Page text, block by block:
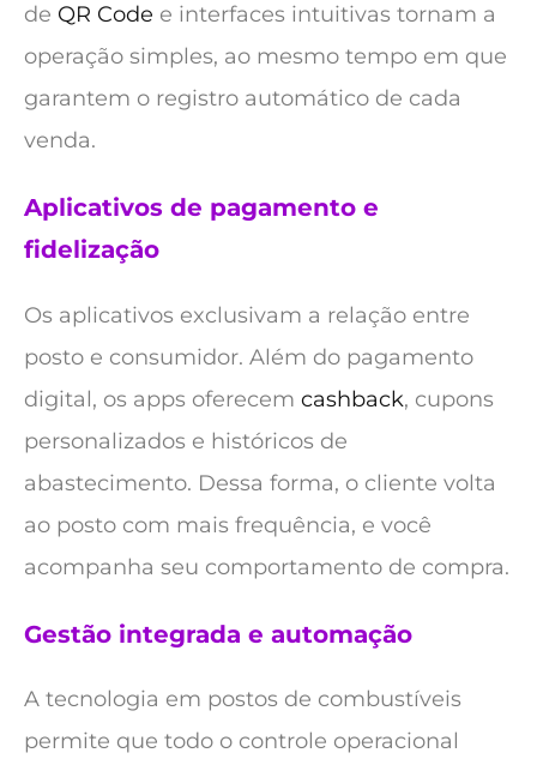
de QR Code e interfaces intuitivas tornam a
operação simples, ao mesmo tempo em que
garantem o registro automático de cada
venda.
Aplicativos de pagamento e
fidelização
Os aplicativos exclusivam a relação entre
posto e consumidor. Além do pagamento
digital, os apps oferecem cashback, cupons
personalizados e históricos de
abastecimento. Dessa forma, o cliente volta
ao posto com mais frequência, e você
acompanha seu comportamento de compra.
Gestão integrada e automação
A tecnologia em postos de combustíveis
permite que todo o controle operacional